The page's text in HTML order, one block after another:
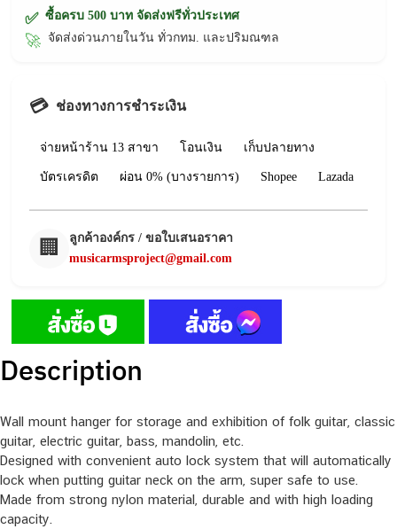
✅ ซื้อครบ 500 บาท จัดส่งฟรีทั่วประเทศ
🚀 จัดส่งด่วนภายในวัน ทั่วกทม. และปริมณฑล
💳 ช่องทางการชำระเงิน
จ่ายหน้าร้าน 13 สาขา โอนเงิน เก็บปลายทาง
บัตรเครดิต ผ่อน 0% (บางรายการ) Shopee Lazada
🏢
ลูกค้าองค์กร / ขอใบเสนอราคา
musicarmsproject@gmail.com
Description
Wall mount hanger for storage and exhibition of folk guitar, classic
guitar, electric guitar, bass, mandolin, etc.
Designed with convenient auto lock system that will automatically
lock when putting guitar neck on the arm, super safe to use.
Made from strong nylon material, durable and with high loading
capacity.